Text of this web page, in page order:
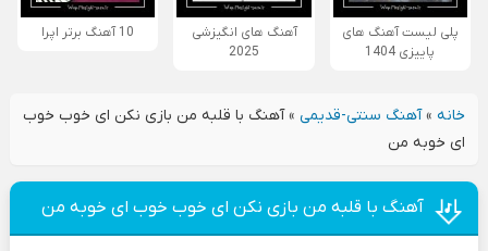
پلی لیست آهنگ های
پاییزی 1404
آهنگ های انگیزشی
2025
10 آهنگ برتر اپرا
خانه»آهنگ سنتی-قدیمی»آهنگ با قلبه من بازی نکن ای خوب خوب
ای خوبه من
آهنگ با قلبه من بازی نکن ای خوب خوب ای خوبه من